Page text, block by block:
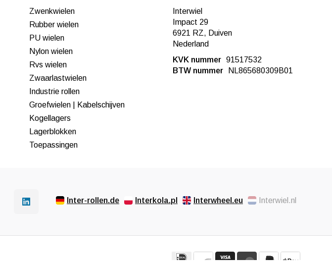
Zwenkwielen
Rubber wielen
PU wielen
Nylon wielen
Rvs wielen
Zwaarlastwielen
Industrie rollen
Groefwielen | Kabelschijven
Kogellagers
Lagerblokken
Toepassingen
Interwiel
Impact 29
6921 RZ, Duiven
Nederland
KVK nummer 91517532
BTW nummer
NL865680309B01
Inter-rollen.de Interkola.pl Interwheel.eu Interwiel.nl